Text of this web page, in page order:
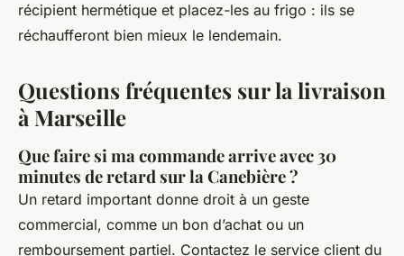
récipient hermétique et placez-les au frigo : ils se
réchaufferont bien mieux le lendemain.
Questions fréquentes sur la livraison
à Marseille
Que faire si ma commande arrive avec 30
minutes de retard sur la Canebière ?
Un retard important donne droit à un geste
commercial, comme un bon d’achat ou un
remboursement partiel. Contactez le service client du